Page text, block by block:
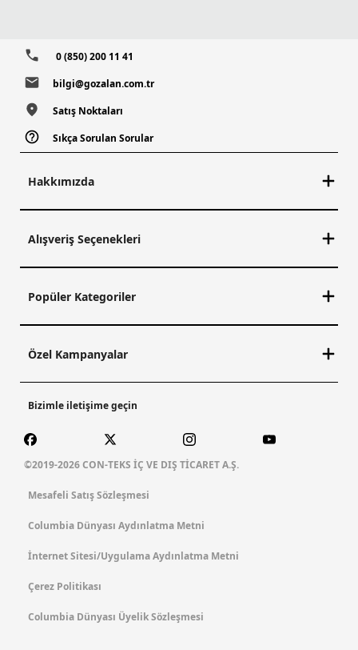
0 (850) 200 11 41
bilgi@gozalan.com.tr
Satış Noktaları
Sıkça Sorulan Sorular
Hakkımızda
Alışveriş Seçenekleri
Popüler Kategoriler
Özel Kampanyalar
Bizimle iletişime geçin
©2019-2026 CON-TEKS İÇ VE DIŞ TİCARET A.Ş.
Mesafeli Satış Sözleşmesi
Columbia Dünyası Aydınlatma Metni
İnternet Sitesi/Uygulama Aydınlatma Metni
Çerez Politikası
Columbia Dünyası Üyelik Sözleşmesi